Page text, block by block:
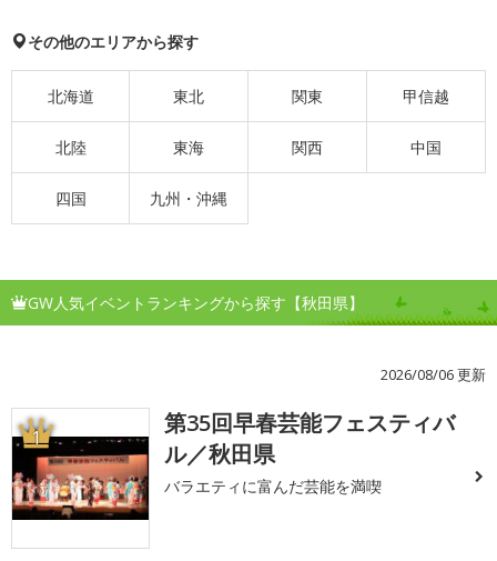
その他のエリアから探す
北海道 東北 関東 甲信越
北陸 東海 関西 中国
四国 九州・沖縄
GW人気イベントランキングから探す【秋田県】
2026/08/06 更新
1
第35回早春芸能フェスティバ
ル／秋田県
バラエティに富んだ芸能を満喫